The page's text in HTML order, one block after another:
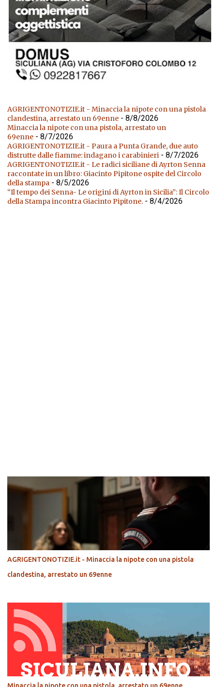
AGRIGENTONOTIZIE.it - Minaccia la nipote con una pistola
clandestina, arrestato un 69enne - 8/8/2026
Minaccia la nipote con una pistola, arrestato un
69enne - 8/7/2026
AGRIGENTONOTIZIE.it - Paura a Punta Grande, due auto
distrutte dalle fiamme: indagano i carabinieri - 8/7/2026
AGRIGENTONOTIZIE.it - Le radici siciliane di Ayrton Senna
raccontate in un libro: Giacinto Pipitone ospite del Circolo
della stampa - 8/5/2026
“Il tempo dei Senna- Le origini di Ayrton in Sicilia”: Il Circolo
della Stampa incontra Giacinto Pipitone. - 8/4/2026
AGRIGENTONOTIZIE.it - Minaccia la nipote con una pistola
clandestina, arrestato un 69enne